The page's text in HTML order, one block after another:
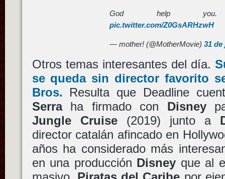
God help
pic.twitter.com/Z0GsARHzwH
— mother! (@MotherMovie)31 de
Otros temas interesantes del día.
se queda sin director favorito
Bros. Resulta que Deadline
Serraha firmado con Disney
Jungle Cruise(2019) junto a
director catalán afincado en
años ha considerado más
en una producción Disney que al